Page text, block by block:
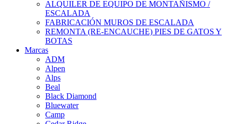
ALQUILER DE EQUIPO DE MONTAÑISMO /
ESCALADA
FABRICACIÓN MUROS DE ESCALADA
REMONTA (RE-ENCAUCHE) PIES DE GATOS Y
BOTAS
Marcas
ADM
Alpen
Alps
Beal
Black Diamond
Bluewater
Camp